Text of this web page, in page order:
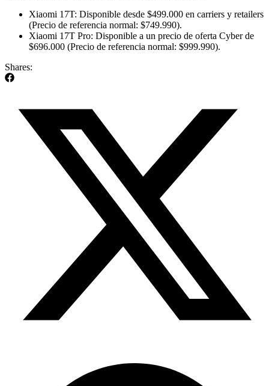
Xiaomi 17T: Disponible desde $499.000 en carriers y retailers
(Precio de referencia normal: $749.990).
Xiaomi 17T Pro: Disponible a un precio de oferta Cyber de
$696.000 (Precio de referencia normal: $999.990).
Shares: